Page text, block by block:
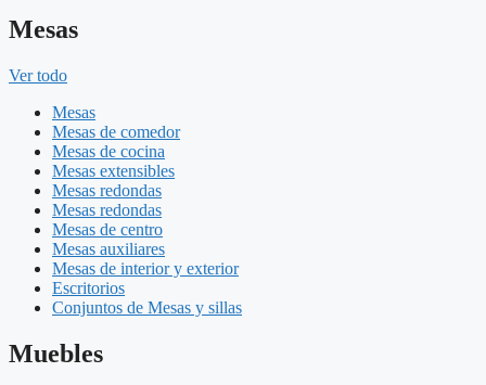
Mesas
Ver todo
Mesas
Mesas de comedor
Mesas de cocina
Mesas extensibles
Mesas redondas
Mesas redondas
Mesas de centro
Mesas auxiliares
Mesas de interior y exterior
Escritorios
Conjuntos de Mesas y sillas
Muebles